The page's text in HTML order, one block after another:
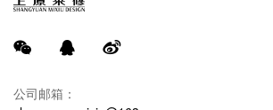
公司邮箱：